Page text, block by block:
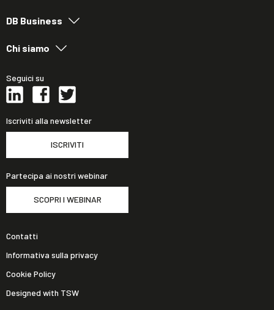
DB Business
Chi siamo
Seguici su
Iscriviti alla newsletter
ISCRIVITI
Partecipa ai nostri webinar
SCOPRI I WEBINAR
Contatti
Informativa sulla privacy
Cookie Policy
Designed with TSW